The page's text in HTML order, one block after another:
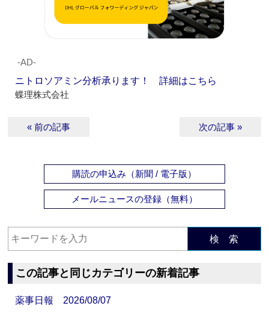
‐AD‐
ニトロソアミン分析承ります！ 詳細はこちら
蝶理株式会社
« 前の記事 次の記事 »
購読の申込み（新聞 / 電子版）
メールニュースの登録（無料）
検 索
この記事と同じカテゴリーの新着記事
薬事日報 2026/08/07